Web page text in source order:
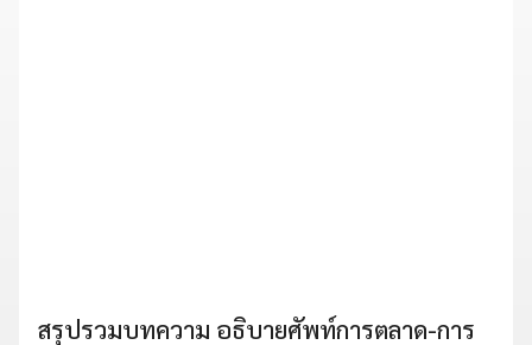
สรุปรวมบทความ อธิบายศัพท์การตลาด-การ